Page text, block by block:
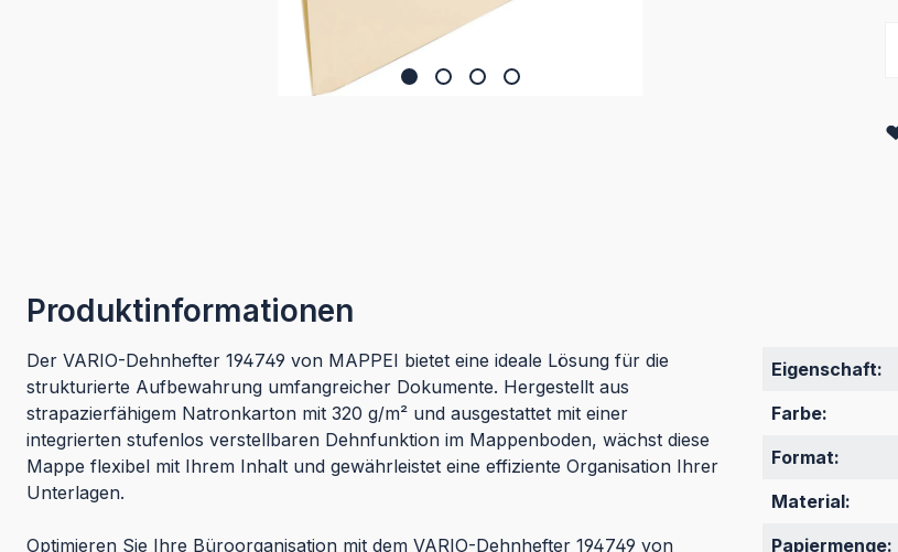
Produktinformationen
Der VARIO-Dehnhefter 194749 von MAPPEI bietet eine ideale Lösung für die
strukturierte Aufbewahrung umfangreicher Dokumente. Hergestellt aus
strapazierfähigem Natronkarton mit 320 g/m² und ausgestattet mit einer
integrierten stufenlos verstellbaren Dehnfunktion im Mappenboden, wächst diese
Mappe flexibel mit Ihrem Inhalt und gewährleistet eine effiziente Organisation Ihrer
Unterlagen.
Optimieren Sie Ihre Büroorganisation mit dem VARIO-Dehnhefter 194749 von
Eigenschaft:
Farbe:
Format:
Material:
Papiermenge: